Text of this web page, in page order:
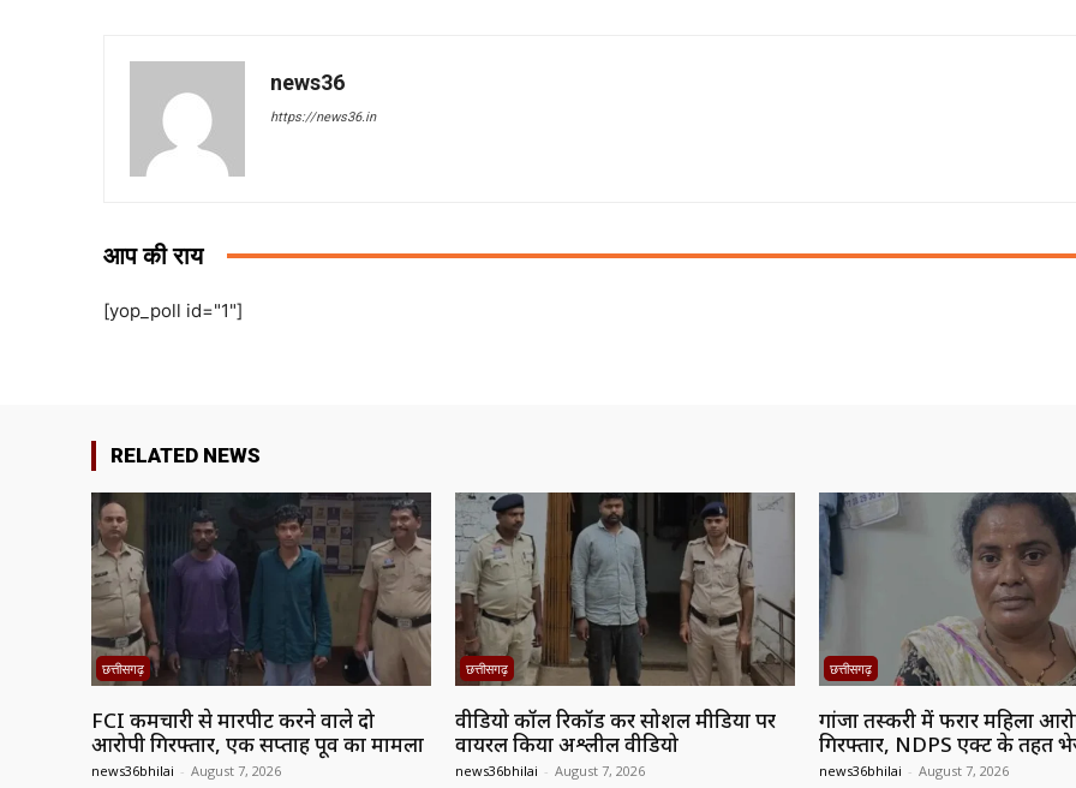
news36
https://news36.in
आप की राय
[yop_poll id="1"]
RELATED NEWS
छत्तीसगढ़
FCI कर्मचारी से मारपीट करने वाले दो
आरोपी गिरफ्तार, एक सप्ताह पूर्व का मामला
news36bhilai - August 7, 2026
छत्तीसगढ़
वीडियो कॉल रिकॉर्ड कर सोशल मीडिया पर
वायरल किया अश्लील वीडियो
news36bhilai - August 7, 2026
छत्तीसगढ़
गांजा तस्करी में फरार महिला
गिरफ्तार, NDPS एक्ट के तहत
news36bhilai - August 7, 2026